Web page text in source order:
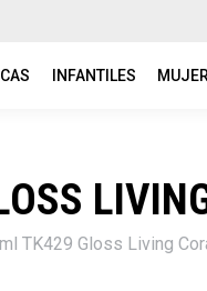
INFANTILES MUJER
TK429 Gloss Living